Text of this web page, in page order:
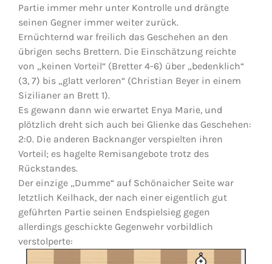
Partie immer mehr unter Kontrolle und drängte
seinen Gegner immer weiter zurück.
Ernüchternd war freilich das Geschehen an den
übrigen sechs Brettern. Die Einschätzung reichte
von „keinen Vorteil“ (Bretter 4-6) über „bedenklich“
(3, 7) bis „glatt verloren“ (Christian Beyer in einem
Sizilianer an Brett 1).
Es gewann dann wie erwartet Enya Marie, und
plötzlich dreht sich auch bei Glienke das Geschehen:
2:0. Die anderen Backnanger verspielten ihren
Vorteil; es hagelte Remisangebote trotz des
Rückstandes.
Der einzige „Dumme“ auf Schönaicher Seite war
letztlich Keilhack, der nach einer eigentlich gut
geführten Partie seinen Endspielsieg gegen
allerdings geschickte Gegenwehr vorbildlich
verstolperte: